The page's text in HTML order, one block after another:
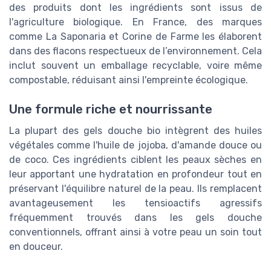
des produits dont les ingrédients sont issus de
l'agriculture biologique. En France, des marques
comme La Saponaria et Corine de Farme les élaborent
dans des flacons respectueux de l’environnement. Cela
inclut souvent un emballage recyclable, voire même
compostable, réduisant ainsi l'empreinte écologique.
Une formule riche et nourrissante
La plupart des gels douche bio intègrent des huiles
végétales comme l'huile de jojoba, d'amande douce ou
de coco. Ces ingrédients ciblent les peaux sèches en
leur apportant une hydratation en profondeur tout en
préservant l'équilibre naturel de la peau. Ils remplacent
avantageusement les tensioactifs agressifs
fréquemment trouvés dans les gels douche
conventionnels, offrant ainsi à votre peau un soin tout
en douceur.